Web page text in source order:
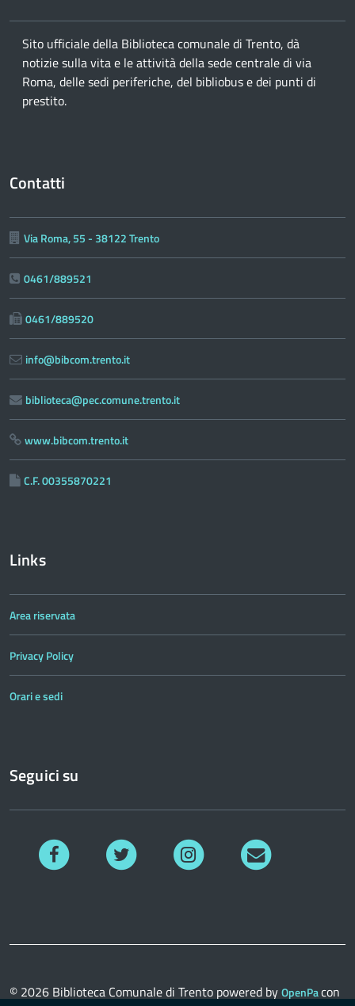
Sito ufficiale della Biblioteca comunale di Trento, dà
notizie sulla vita e le attività della sede centrale di via
Roma, delle sedi periferiche, del bibliobus e dei punti di
prestito.
Contatti
Via Roma, 55 - 38122 Trento
0461/889521
0461/889520
info@bibcom.trento.it
biblioteca@pec.comune.trento.it
www.bibcom.trento.it
C.F. 00355870221
Links
Area riservata
Privacy Policy
Orari e sedi
Seguici su
Facebook Instagram
© 2026 Biblioteca Comunale di Trento powered byOpenPacon